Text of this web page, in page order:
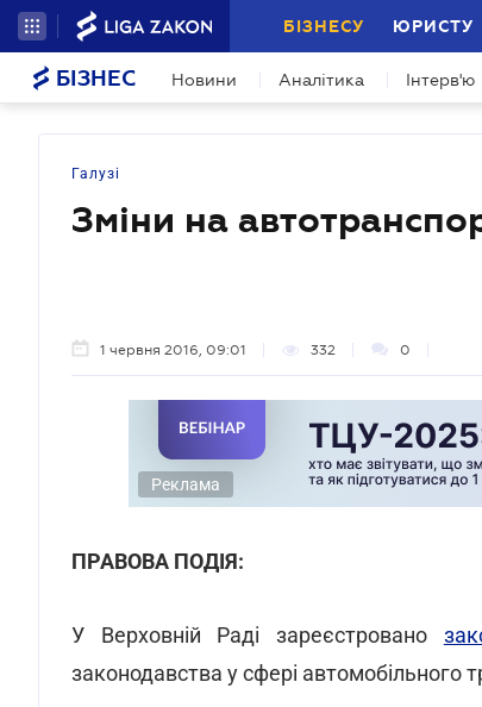
БІЗНЕСУ ЮРИСТУ
БІЗНЕС Новини Аналітика Інтерв'ю
Галузі
Зміни на
1 червня 2016, 09:01 332 0
Реклама
ПРАВОВА ПОДІЯ:
У Верховній Раді зареєстровано
законодавства у сфері автомобільного